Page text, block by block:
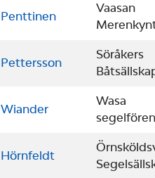
Penttinen
Vaasan
Pettersson
Söråkers
Wiander
Wasa
Hörnfeldt